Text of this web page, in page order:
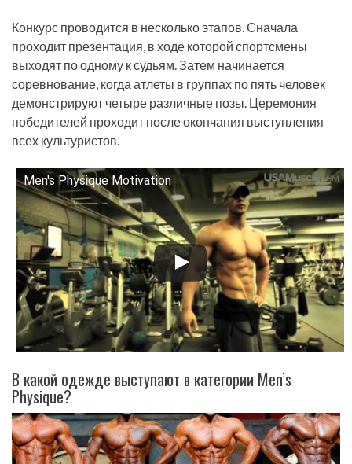
Конкурс проводится в несколько этапов. Сначала
проходит презентация, в ходе которой спортсмены
выходят по одному к судьям. Затем начинается
соревнование, когда атлеты в группах по пять человек
демонстрируют четыре различные позы. Церемония
победителей проходит после окончания выступления
всех культуристов.
Men's Physique Motivation
Смотрите это видео на YouTube
В какой одежде выступают в категории Men’s
Physique?